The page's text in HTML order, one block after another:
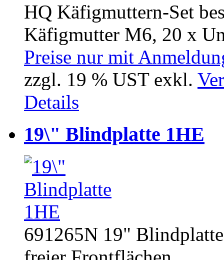
HQ Käfigmuttern-Set
Käfigmutter M6, 20 x
Preise nur mit
zzgl. 19 % UST exkl.
Details
19\" Blindplatte 1HE
691265N 19"